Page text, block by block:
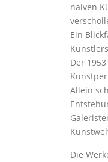
naiven
Ein
Der
Allein
Die